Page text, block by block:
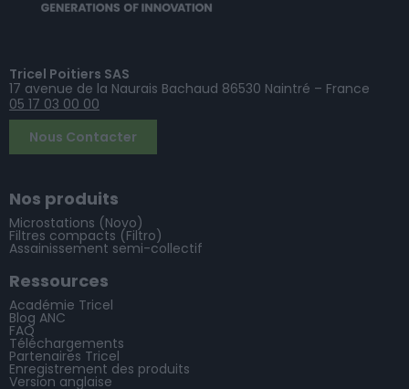
Tricel Poitiers SAS
17 avenue de la Naurais Bachaud 86530 Naintré – France
05 17 03 00 00
Nous Contacter
Nos produits
Microstations (Novo)
Filtres compacts (Filtro)
Assainissement semi-collectif
Ressources
Académie Tricel
Blog ANC
FAQ
Téléchargements
Partenaires Tricel
Enregistrement des produits
Version anglaise